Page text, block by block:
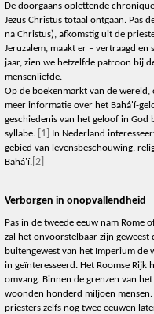
De doorgaans oplettende
Jezus Christus totaal ontgaan. Pas
na Christus), afkomstig uit de
Jeruzalem, maakt er – vertraagd en
jaar, zien we hetzelfde patroon bij
mensenliefde.
Op de boekenmarkt van de
meer informatie over het Bahá'í-
geschiedenis van het geloof in God
syllabe.
[1]
In Nederland
gebied van levensbeschouwing,
Bahá'í. [2]
Verborgen in onopvallendheid
Pas in de tweede eeuw nam Rome
zal het onvoorstelbaar zijn
buitengewest van het Imperium de
in geïnteresseerd. Het Roomse
omvang. Binnen de grenzen van
woonden honderd miljoen
priesters zelfs nog twee eeuwen